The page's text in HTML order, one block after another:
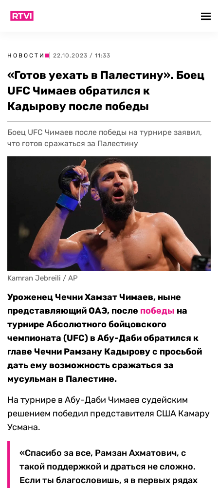
НОВОСТИ | 22.10.2023 / 11:33
«Готов уехать в Палестину». Боец
UFC Чимаев обратился к
Кадырову после победы
Боец UFC Чимаев после победы на турнире заявил,
что готов сражаться за Палестину
Kamran Jebreili / AP
Уроженец Чечни Хамзат Чимаев, ныне
представляющий ОАЭ, после победы на
турнире Абсолютного бойцовского
чемпионата (UFC) в Абу-Даби обратился к
главе Чечни Рамзану Кадырову с просьбой
дать ему возможность сражаться за
мусульман в Палестине.
На турнире в Абу-Даби Чимаев судейским
решением победил представителя США Камару
Усмана.
«Спасибо за все, Рамзан Ахматович, с
такой поддержкой и драться не сложно.
Если ты благословишь, я в первых рядах